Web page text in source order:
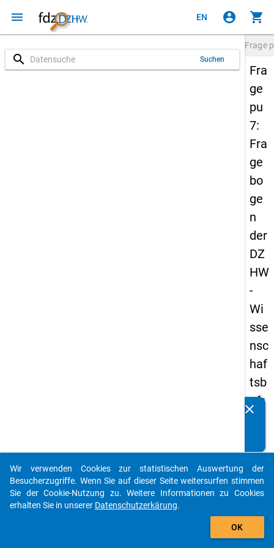
menu EN account_circle shopping_cart
search Suchen
Frage
Fra
ge
pu
7:
Fra
ge
bo
ge
n
der
DZ
HW
-
Wi
sse
nsc
haf
tsb
efr
g
20
23
Details
clear
auto_stories
add_shopping_cart
Wir verwenden Cookies zur statistischen Auswertung der
Besucherzugriffe. Wenn Sie auf dieser Seite weitersurfen stimmen
Sie der Cookie-Nutzung zu. Weitere Informationen zu Cookies
erhalten Sie in unserer Datenschutzerkärung.
OK